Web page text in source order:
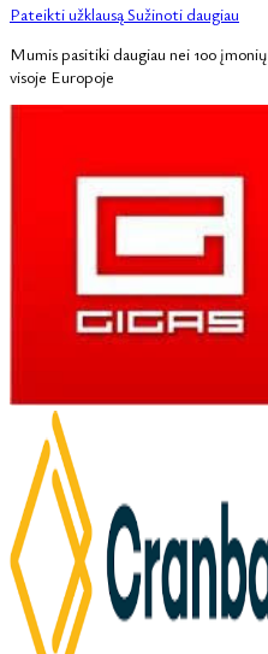
Pateikti užklausąSužinoti daugiau
Mumis pasitiki daugiau nei 100 įmonių
visoje Europoje